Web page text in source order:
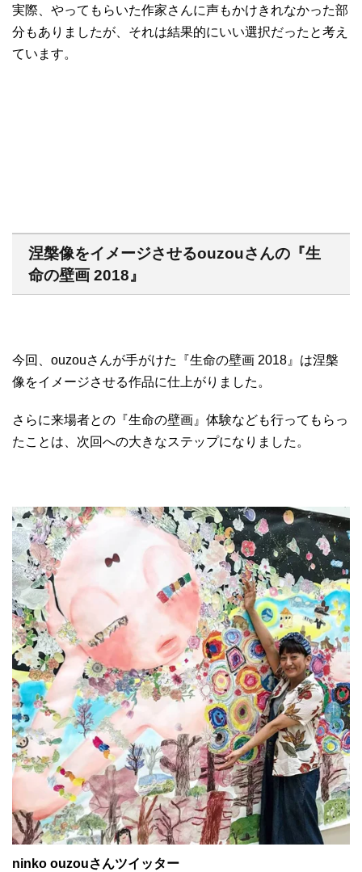
実際、やってもらいた作家さんに声もかけきれなかった部
分もありましたが、それは結果的にいい選択だったと考え
ています。
涅槃像をイメージさせるouzouさんの『生
命の壁画 2018』
今回、ouzouさんが手がけた『生命の壁画 2018』は涅槃
像をイメージさせる作品に仕上がりました。
さらに来場者との『生命の壁画』体験なども行ってもらっ
たことは、次回への大きなステップになりました。
ninko ouzouさんツイッター